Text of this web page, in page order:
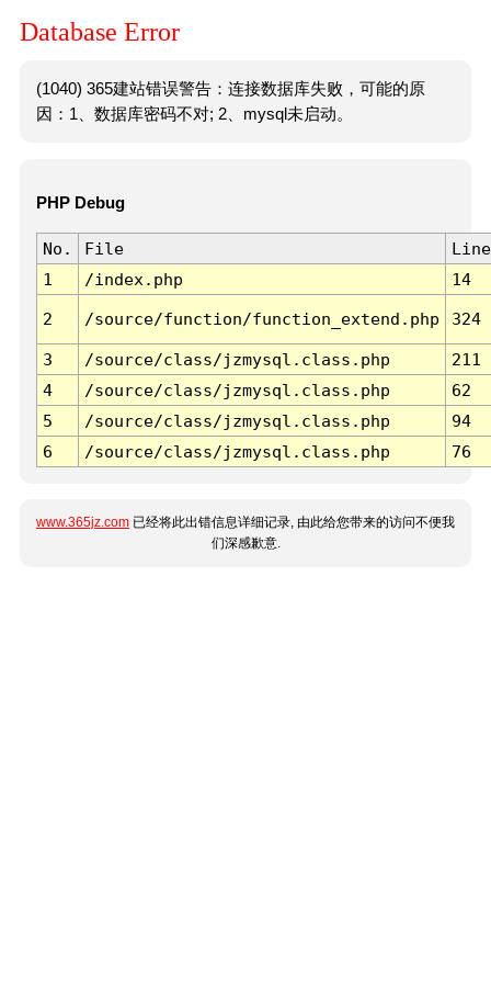
Database Error
(1040) 365建站错误警告：连接数据库失败，可能的原
因：1、数据库密码不对; 2、mysql未启动。
PHP Debug
No. File
Line
1
/index.php 14
2 /source/function/function_extend.php 324
3 /source/class/jzmysql.class.php
211
4
/source/class/jzmysql.class.php
62
5
/source/class/jzmysql.class.php
94
6
/source/class/jzmysql.class.php 76
www.365jz.com 已经将此出错信息详细记录, 由此给您带来的访问不便我
们深感歉意.